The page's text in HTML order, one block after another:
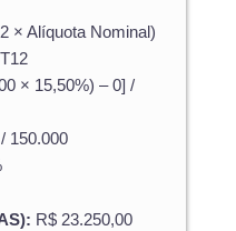
× Alíquota Nominal)
× 15,50%) – 0] /
150.000
R$ 23.250,00